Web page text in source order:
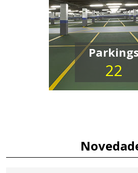
Parkings
22